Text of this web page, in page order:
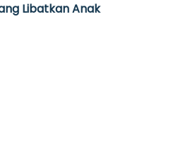
Libatkan Anak